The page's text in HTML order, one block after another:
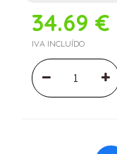
34.69 €
IVA INCLUÍDO